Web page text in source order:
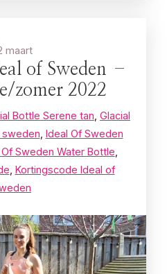
maart
of Sweden –
zomer 2022
Bottle Serene tan Glacial
Ideal Of Sweden
Sweden Water Bottle
Kortingscode Ideal of